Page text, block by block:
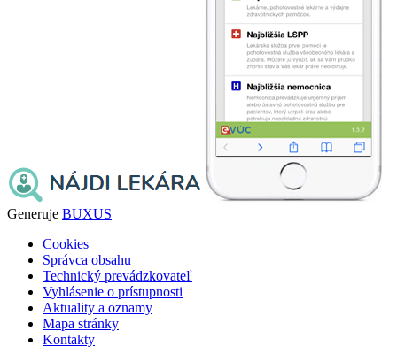
Generuje BUXUS
Cookies
Správca obsahu
Technický prevádzkovateľ
Vyhlásenie o prístupnosti
Aktuality a oznamy
Mapa stránky
Kontakty